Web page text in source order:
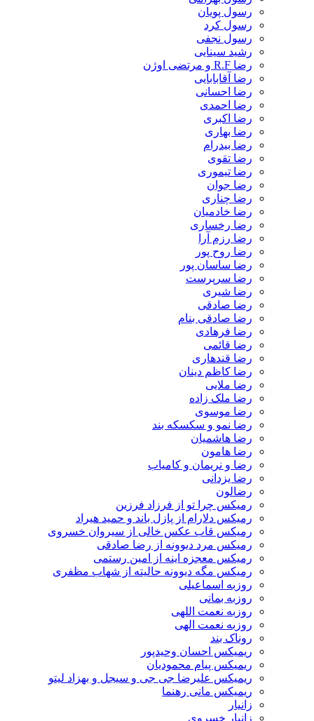
رسول پویان
رسول کرد
رسول نجفی
رشید سینایی
رضا R.F و مرتضی اوژن
رضا آقابابایی
رضا احسانی
رضا احمدی
رضا اکبری
رضا بهاری
رضا بیدرام
رضا تقوی
رضا تیموری
رضا جوان
رضا چناری
رضا خادمیان
رضا رخساری
رضا رزم آرا
رضا روح پور
رضا ساسان پور
رضا سرپرست
رضا شیری
رضا صادقی
رضا صادقی بنام
رضا فرهادی
رضا قائمی
رضا قندهاری
رضا کاظم دینان
رضا ملایی
رضا ملک زاده
رضا موسوی
رضا نمو و سکسکه بند
رضا هاشمیان
رضا هامون
رضا و نریمان و کامیاب
رضا یزدانی
رضالون
رمیکس چرا تو از فرزاد فرزین
رمیکس دلارام از پازل باند و حمید هیراد
رمیکس قاب عکس خالی از سیروان خسروی
رمیکس مرد دیوونه از رضا صادقی
رمیکس معجزه اینه از امین رستمی
رمیکس مگه دیوونه حالیته از شهاب مظفری
روزبه اسماعیلی
روزبه بمانی
روزبه نعمت اللهی
روزبه نعمت الهی
روناک بند
ریمیکس احسان وحیدپور
ریمیکس پیام محمودیان
ریمیکس علیرضا جی جی و سیجل و بهزاد لیتو
ریمیکس مانی رهنما
زانیار
زانیار خسروی